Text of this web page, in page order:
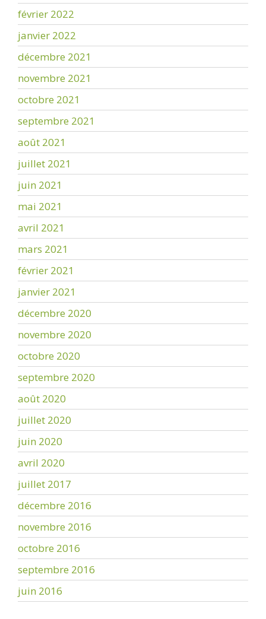
février 2022
janvier 2022
décembre 2021
novembre 2021
octobre 2021
septembre 2021
août 2021
juillet 2021
juin 2021
mai 2021
avril 2021
mars 2021
février 2021
janvier 2021
décembre 2020
novembre 2020
octobre 2020
septembre 2020
août 2020
juillet 2020
juin 2020
avril 2020
juillet 2017
décembre 2016
novembre 2016
octobre 2016
septembre 2016
juin 2016